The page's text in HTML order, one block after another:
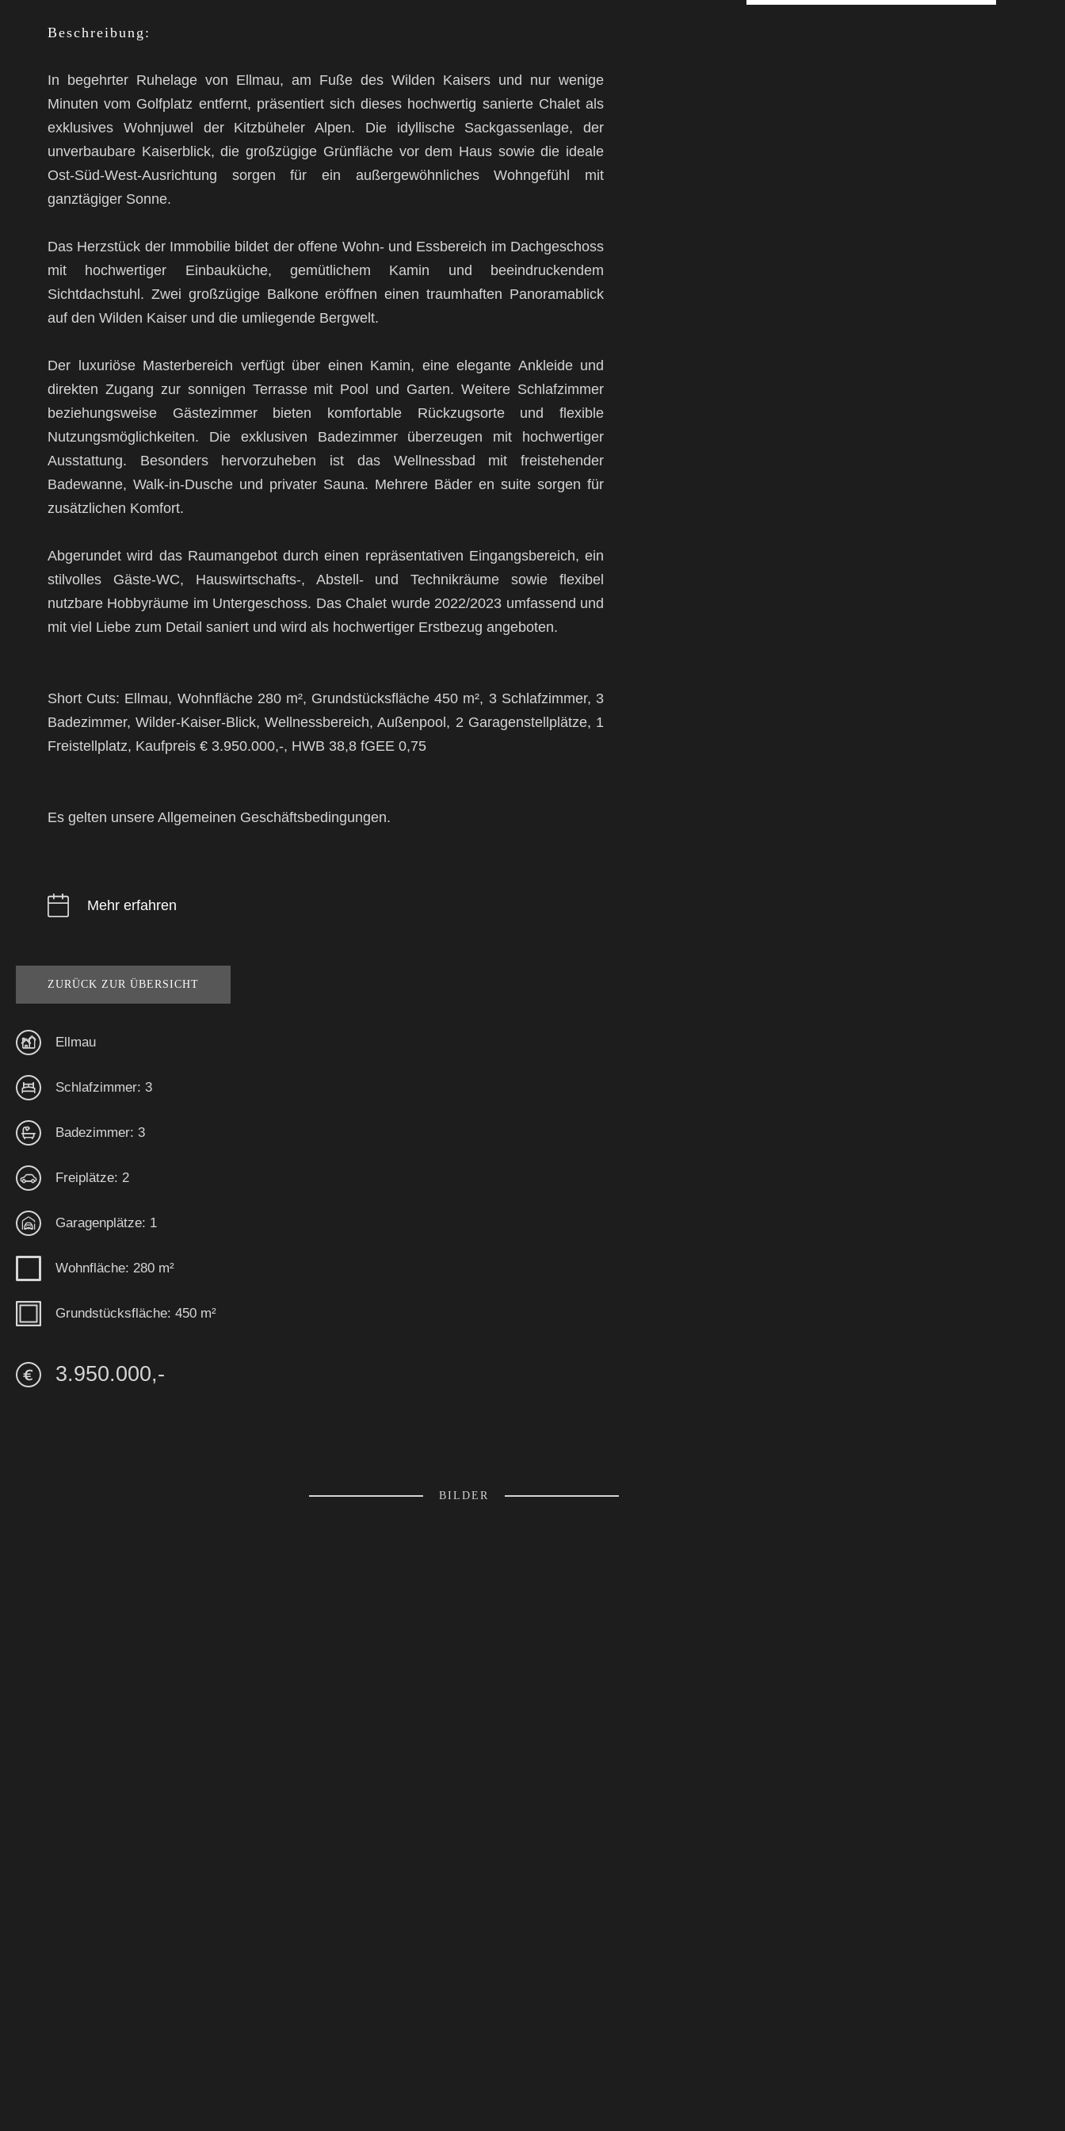
Beschreibung:
In begehrter Ruhelage von Ellmau, am Fuße des Wilden Kaisers und nur wenige
Minuten vom Golfplatz entfernt, präsentiert sich dieses hochwertig sanierte Chalet als
exklusives Wohnjuwel der Kitzbüheler Alpen. Die idyllische Sackgassenlage, der
unverbaubare Kaiserblick, die großzügige Grünfläche vor dem Haus sowie die ideale
Ost-Süd-West-Ausrichtung sorgen für ein außergewöhnliches Wohngefühl mit
ganztägiger Sonne.
Das Herzstück der Immobilie bildet der offene Wohn- und Essbereich im Dachgeschoss
mit hochwertiger Einbauküche, gemütlichem Kamin und beeindruckendem
Sichtdachstuhl. Zwei großzügige Balkone eröffnen einen traumhaften Panoramablick
auf den Wilden Kaiser und die umliegende Bergwelt.
Der luxuriöse Masterbereich verfügt über einen Kamin, eine elegante Ankleide und
direkten Zugang zur sonnigen Terrasse mit Pool und Garten. Weitere Schlafzimmer
beziehungsweise Gästezimmer bieten komfortable Rückzugsorte und flexible
Nutzungsmöglichkeiten. Die exklusiven Badezimmer überzeugen mit hochwertiger
Ausstattung. Besonders hervorzuheben ist das Wellnessbad mit freistehender
Badewanne, Walk-in-Dusche und privater Sauna. Mehrere Bäder en suite sorgen für
zusätzlichen Komfort.
Abgerundet wird das Raumangebot durch einen repräsentativen Eingangsbereich, ein
stilvolles Gäste-WC, Hauswirtschafts-, Abstell- und Technikräume sowie flexibel
nutzbare Hobbyräume im Untergeschoss. Das Chalet wurde 2022/2023 umfassend und
mit viel Liebe zum Detail saniert und wird als hochwertiger Erstbezug angeboten.
Short Cuts: Ellmau, Wohnfläche 280 m², Grundstücksfläche 450 m², 3 Schlafzimmer, 3
Badezimmer, Wilder-Kaiser-Blick, Wellnessbereich, Außenpool, 2 Garagenstellplätze, 1
Freistellplatz, Kaufpreis € 3.950.000,-, HWB 38,8 fGEE 0,75
Es gelten unsere Allgemeinen Geschäftsbedingungen.
Mehr erfahren
ZURÜCK ZUR ÜBERSICHT
Ellmau
Schlafzimmer: 3
Badezimmer: 3
Freiplätze: 2
Garagenplätze: 1
Wohnfläche: 280 m²
Grundstücksfläche: 450 m²
3.950.000,-
BILDER